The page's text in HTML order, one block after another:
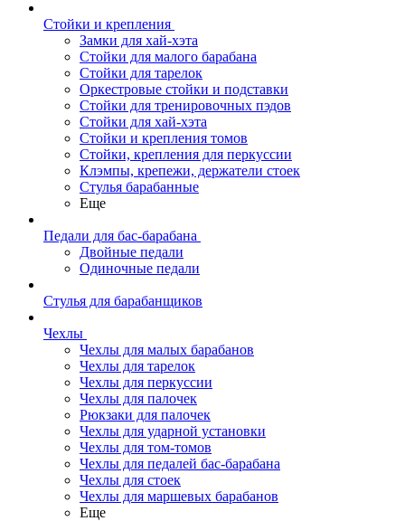
Стойки и крепления
Замки для хай-хэта
Стойки для малого барабана
Стойки для тарелок
Оркестровые стойки и подставки
Стойки для тренировочных пэдов
Стойки для хай-хэта
Стойки и крепления томов
Стойки, крепления для перкуссии
Клэмпы, крепежи, держатели стоек
Стулья барабанные
Еще
Педали для бас-барабана
Двойные педали
Одиночные педали
Стулья для барабанщиков
Чехлы
Чехлы для малых барабанов
Чехлы для тарелок
Чехлы для перкуссии
Чехлы для палочек
Рюкзаки для палочек
Чехлы для ударной установки
Чехлы для том-томов
Чехлы для педалей бас-барабана
Чехлы для стоек
Чехлы для маршевых барабанов
Еще